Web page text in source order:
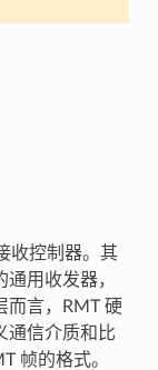
收控制器。其
用收发器，
而言，RMT 硬
通信介质和比
帧的格式。